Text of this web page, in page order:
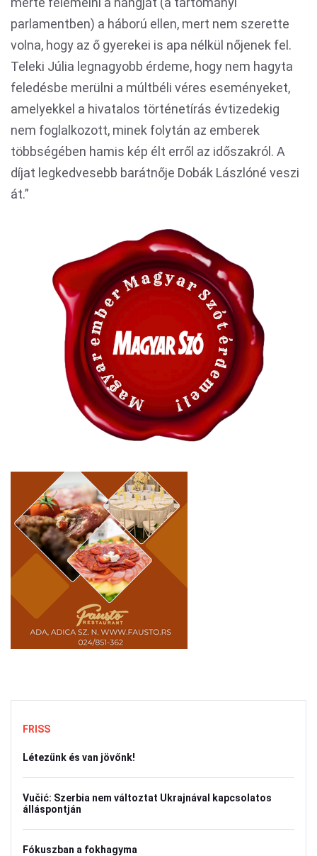
parlamentben) a háború ellen, mert nem szerette
volna, hogy az ő gyerekei is apa nélkül nőjenek fel.
Teleki Júlia legnagyobb érdeme, hogy nem hagyta
feledésbe merülni a múltbéli véres eseményeket,
amelyekkel a hivatalos történetírás évtizedekig
nem foglalkozott, minek folytán az emberek
többségében hamis kép élt erről az időszakról. A
díjat legkedvesebb barátnője Dobák Lászlóné veszi
át.”
FRISS
Létezünk és van jövőnk!
Vučić: Szerbia nem változtat Ukrajnával kapcsolatos
álláspontján
Fókuszban a fokhagyma